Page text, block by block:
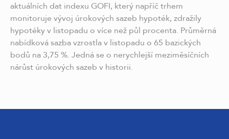
aktuálních dat indexu GOFI, který napříč trhem
monitoruje vývoj úrokových sazeb hypoték, zdražily
hypotéky v listopadu o více než půl procenta. Průměrná
nabídková sazba vzrostla v listopadu o 65 bazických
bodů na 3,75 %. Jedná se o nerychlejší meziměsíčních
nárůst úrokových sazeb v historii.